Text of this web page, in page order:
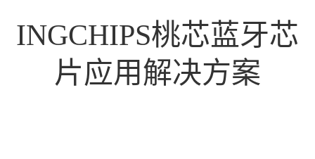
INGCHIPS桃芯蓝牙芯
片应用解决方案